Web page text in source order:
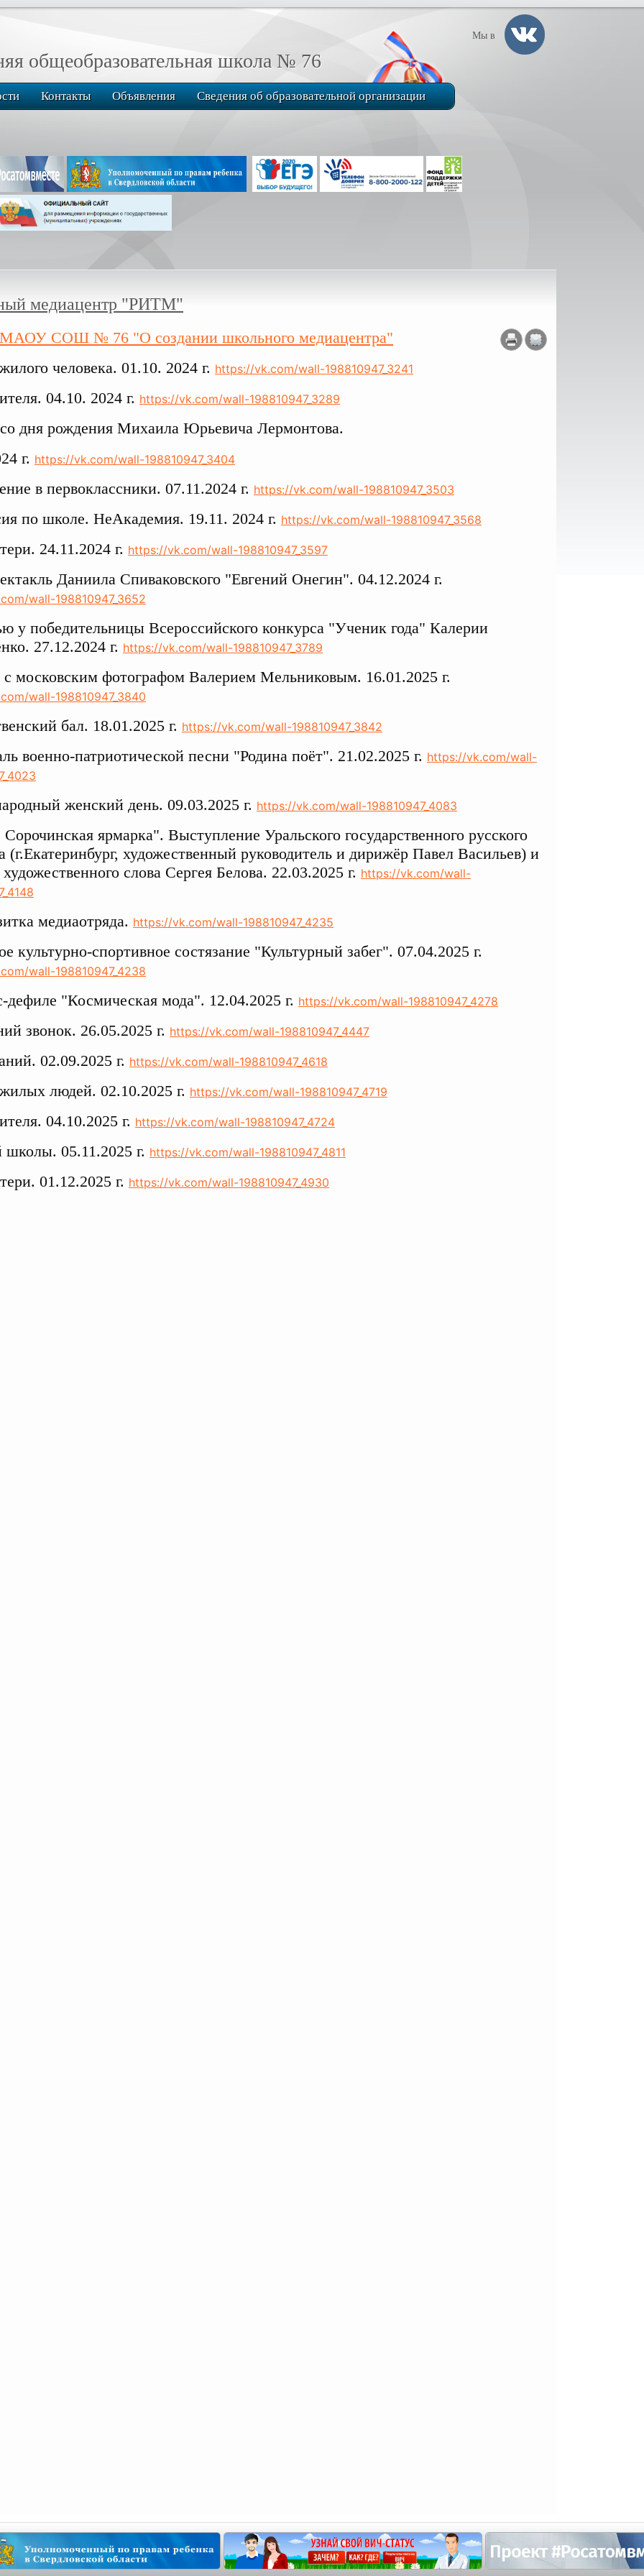
общеобразовательная школа № 76
Мы в
Контакты Объявления Сведения об образовательной организации
медиацентр "РИТМ"
СОШ № 76 "О создании школьного медиацентра"
человека. 01.10. 2024 г. https://vk.com/wall-198810947_3241
04.10. 2024 г. https://vk.com/wall-198810947_3289
дня рождения Михаила Юрьевича Лермонтова.
г. https://vk.com/wall-198810947_3404
в первоклассники. 07.11.2024 г. https://vk.com/wall-198810947_3503
по школе. НеАкадемия. 19.11. 2024 г. https://vk.com/wall-198810947_3568
24.11.2024 г. https://vk.com/wall-198810947_3597
Даниила Спиваковского "Евгений Онегин". 04.12.2024 г.
wall-198810947_3652
у победительницы Всероссийского конкурса "Ученик года" Калерии
27.12.2024 г. https://vk.com/wall-198810947_3789
с московским фотографом Валерием Мельниковым. 16.01.2025 г.
wall-198810947_3840
бал. 18.01.2025 г. https://vk.com/wall-198810947_3842
военно-патриотической песни "Родина поëт". 21.02.2025 г. https://vk.com/wall-
женский день. 09.03.2025 г. https://vk.com/wall-198810947_4083
Сорочинская ярмарка". Выступление Уральского государственного русского
(г.Екатеринбург, художественный руководитель и дирижёр Павел Васильев) и
слова Сергея Белова. 22.03.2025 г. https://vk.com/wall-
медиаотряда. https://vk.com/wall-198810947_4235
культурно-спортивное состязание "Культурный забег". 07.04.2025 г.
wall-198810947_4238
дефиле "Космическая мода". 12.04.2025 г. https://vk.com/wall-198810947_4278
звонок. 26.05.2025 г. https://vk.com/wall-198810947_4447
02.09.2025 г. https://vk.com/wall-198810947_4618
людей. 02.10.2025 г. https://vk.com/wall-198810947_4719
04.10.2025 г. https://vk.com/wall-198810947_4724
05.11.2025 г. https://vk.com/wall-198810947_4811
01.12.2025 г. https://vk.com/wall-198810947_4930